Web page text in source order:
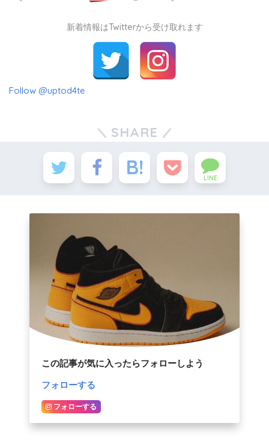
新着情報はTwitterから受け取れます
Follow @uptod4te
SHARE
LINE
この記事が気に入ったらフォローしよう
フォローする
フォローする